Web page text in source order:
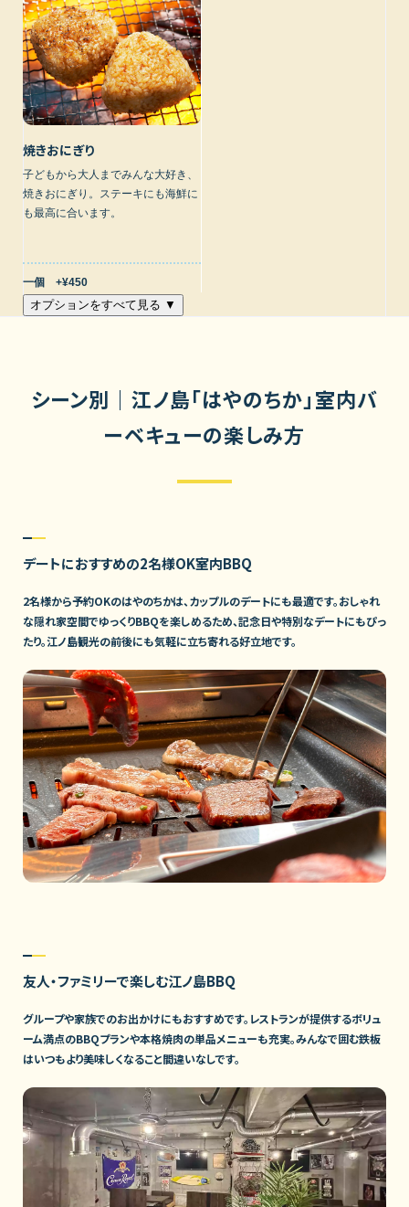
焼きおにぎり
子どもから大人までみんな大好き、
焼きおにぎり。ステーキにも海鮮に
も最高に合います。
一個 +¥450
オプションをすべて見る ▼
シーン別｜江ノ島「はやのちか」室内バ
ーベキューの楽しみ方
デートにおすすめの2名様OK室内BBQ
2名様から予約OKのはやのちかは、カップルのデートにも最適です。おしゃれ
な隠れ家空間でゆっくりBBQを楽しめるため、記念日や特別なデートにもぴっ
たり。江ノ島観光の前後にも気軽に立ち寄れる好立地です。
友人・ファミリーで楽しむ江ノ島BBQ
グループや家族でのお出かけにもおすすめです。レストランが提供するボリュ
ーム満点のBBQプランや本格焼肉の単品メニューも充実。みんなで囲む鉄板
はいつもより美味しくなること間違いなしです。